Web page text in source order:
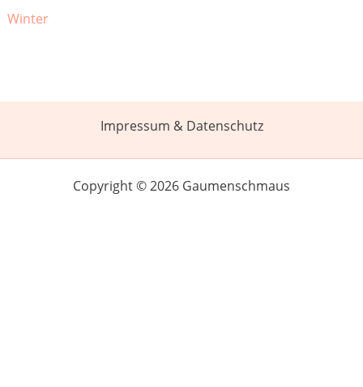
Winter
Impressum & Datenschutz
Copyright © 2026 Gaumenschmaus